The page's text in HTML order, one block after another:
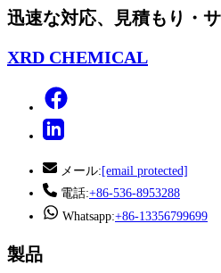
迅速な対応、見積もり・
XRD CHEMICAL
メール: [email protected]
電話:+86-536-8953288
Whatsapp:+86-13356799699
製品